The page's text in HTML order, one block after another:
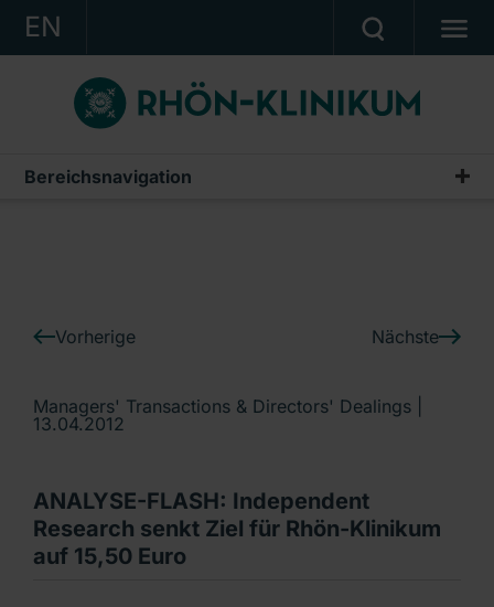
EN
KONZERN
KLINIKEN
KARRIERE
Ein Unternehmen der RHÖN-KLINIKUM AG
Bereichsnavigation
IR-News
Vorherige Nächste
Managers' Transactions & Directors' Dealings |
13.04.2012
ANALYSE-FLASH: Independent
Research senkt Ziel für Rhön-Klinikum
auf 15,50 Euro